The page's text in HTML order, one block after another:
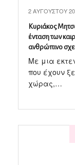
2 ΑΥΓΟΎΣΤΟΥ
Κυριάκος
ένταση των
ανθρώπινο
Με μια
που έχουν
χώρας,…